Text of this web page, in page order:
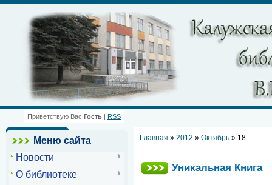
Приветствую Вас Гость | RSS
Меню сайта
Новости
О библиотеке
Главная » 2012 » Октябрь » 18
Уникальная Книга